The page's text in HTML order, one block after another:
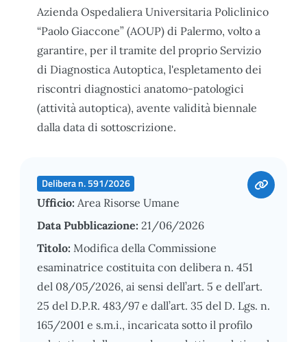
Azienda Ospedaliera Universitaria Policlinico
“Paolo Giaccone” (AOUP) di Palermo, volto a
garantire, per il tramite del proprio Servizio
di Diagnostica Autoptica, l'espletamento dei
riscontri diagnostici anatomo-patologici
(attività autoptica), avente validità biennale
dalla data di sottoscrizione.
Delibera n. 591/2026
Ufficio: Area Risorse Umane
Data Pubblicazione: 21/06/2026
Titolo: Modifica della Commissione
esaminatrice costituita con delibera n. 451
del 08/05/2026, ai sensi dell’art. 5 e dell’art.
25 del D.P.R. 483/97 e dall’art. 35 del D. Lgs. n.
165/2001 e s.m.i., incaricata sotto il profilo